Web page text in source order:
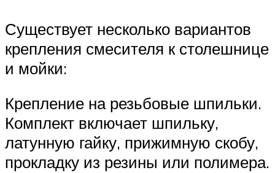
Существует несколько вариантов
крепления смесителя к столешнице
и мойки:
Крепление на резьбовые шпильки.
Комплект включает шпильку,
латунную гайку, прижимную скобу,
прокладку из резины или полимера.